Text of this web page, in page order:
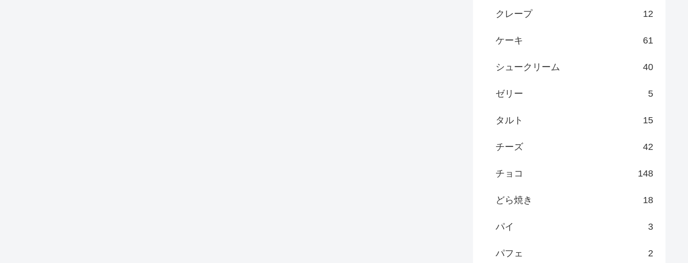
クレープ 12
ケーキ 61
シュークリーム 40
ゼリー 5
タルト 15
チーズ 42
チョコ 148
どら焼き 18
パイ 3
パフェ 2